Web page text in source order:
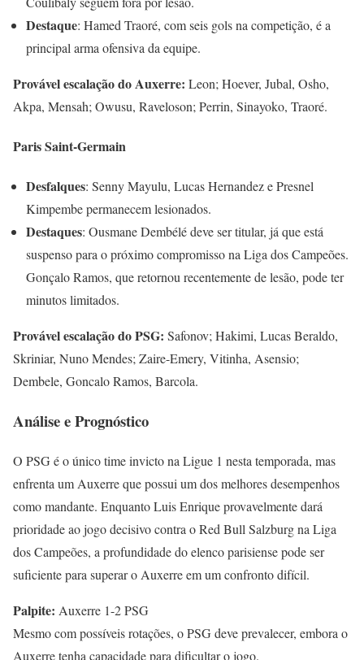
Destaque: Hamed Traoré, com seis gols na competição, é a
principal arma ofensiva da equipe.
Provável escalação do Auxerre: Leon; Hoever, Jubal, Osho,
Akpa, Mensah; Owusu, Raveloson; Perrin, Sinayoko, Traoré.
Paris Saint-Germain
Desfalques: Senny Mayulu, Lucas Hernandez e Presnel
Kimpembe permanecem lesionados.
Destaques: Ousmane Dembélé deve ser titular, já que está
suspenso para o próximo compromisso na Liga dos Campeões.
Gonçalo Ramos, que retornou recentemente de lesão, pode ter
minutos limitados.
Provável escalação do PSG: Safonov; Hakimi, Lucas Beraldo,
Skriniar, Nuno Mendes; Zaire-Emery, Vitinha, Asensio;
Dembele, Goncalo Ramos, Barcola.
Análise e Prognóstico
O PSG é o único time invicto na Ligue 1 nesta temporada, mas
enfrenta um Auxerre que possui um dos melhores desempenhos
como mandante. Enquanto Luis Enrique provavelmente dará
prioridade ao jogo decisivo contra o Red Bull Salzburg na Liga
dos Campeões, a profundidade do elenco parisiense pode ser
suficiente para superar o Auxerre em um confronto difícil.
Palpite: Auxerre 1-2 PSG
Mesmo com possíveis rotações, o PSG deve prevalecer, embora o
Auxerre tenha capacidade para dificultar o jogo.